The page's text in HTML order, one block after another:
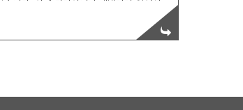
도 비용 한 푼 요구하지 않습니다!!!! FREE
디어 설명은 요구하지 않습니다. No 신청